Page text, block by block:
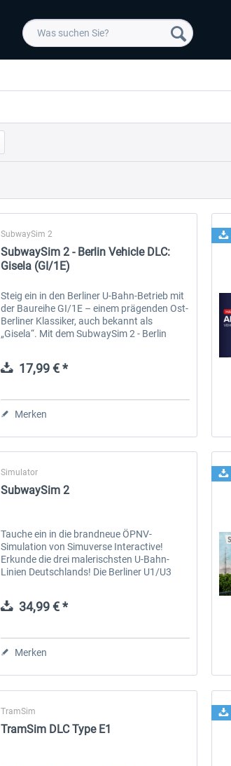
TramSim DLC Type ULF
SubwaySim 2
SubwaySim 2 - Berlin Vehicle DLC:
Gisela (GI/1E)
Steig ein in den Berliner U-Bahn-Betrieb mit
der Baureihe GI/1E – einem prägenden Ost-
Berliner Klassiker, auch bekannt als
„Gisela“. Mit dem SubwaySim 2 - Berlin
dein Fuhrpark um einen...
17,99 € *
Merken
Simulator
SubwaySim 2
Tauche ein in die brandneue ÖPNV-
Simulation von Simuverse Interactive!
Erkunde die drei malerischsten U-Bahn-
Linien Deutschlands! Die Berliner U1/U3
Tauche ein in den Alltag der zwei
deutschen...
34,99 € *
Merken
TramSim
TramSim DLC Type E1